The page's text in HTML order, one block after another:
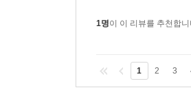
1명이 이 리뷰를 추천합니
1 2 3